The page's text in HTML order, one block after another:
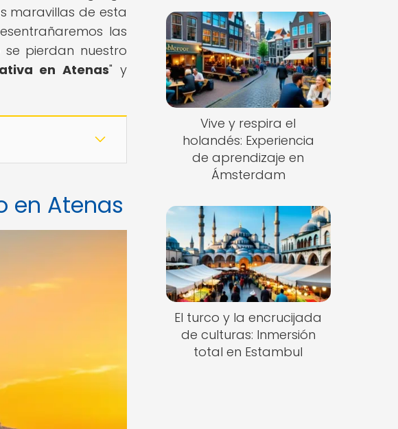
maravillas de esta
las
pierdan nuestro
en Atenas" y
en Atenas
Vive y respira el
holandés: Experiencia
de aprendizaje en
Ámsterdam
El turco y la encrucijada
de culturas: Inmersión
total en Estambul